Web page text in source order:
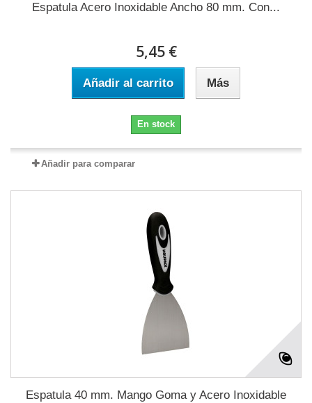
Espatula Acero Inoxidable Ancho 80 mm. Con...
5,45 €
Añadir al carrito Más
En stock
Añadir para comparar
Espatula 40 mm. Mango Goma y Acero Inoxidable